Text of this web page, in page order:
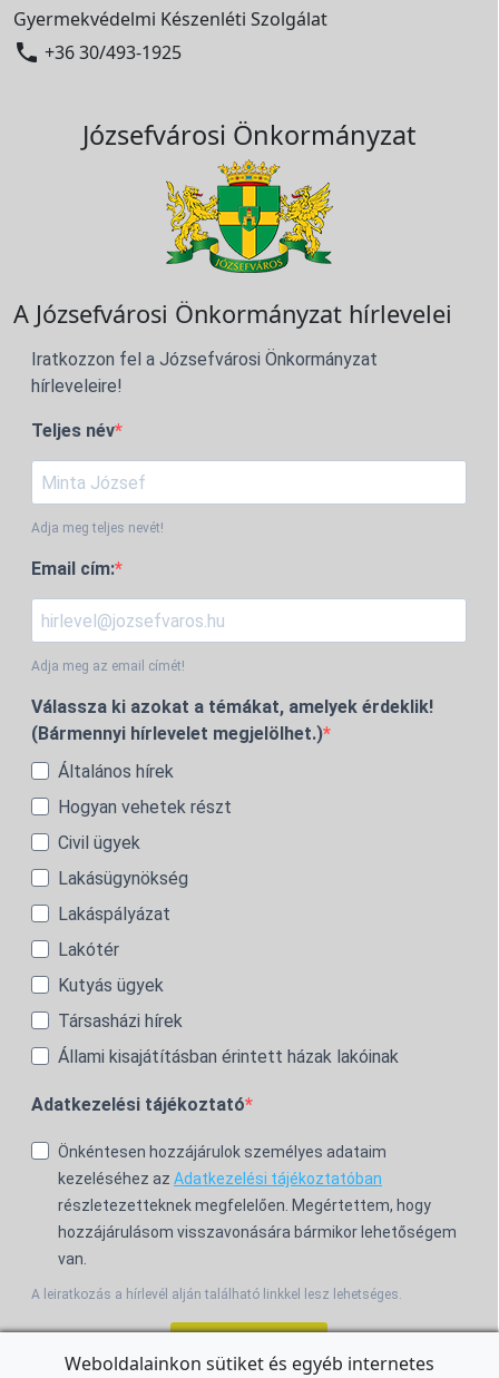
Gyermekvédelmi Készenléti Szolgálat
 +36 30/493-1925
Józsefvárosi Önkormányzat
A Józsefvárosi Önkormányzat hírlevelei
Iratkozzon fel a Józsefvárosi Önkormányzat
hírleveleire!
Teljes név
Adja meg teljes nevét!
Email cím:
Adja meg az email címét!
Válassza ki azokat a témákat, amelyek érdeklik!
(Bármennyi hírlevelet megjelölhet.)
Általános hírek
Hogyan vehetek részt
Civil ügyek
Lakásügynökség
Lakáspályázat
Lakótér
Kutyás ügyek
Társasházi hírek
Állami kisajátításban érintett házak lakóinak
Adatkezelési tájékoztató
Önkéntesen hozzájárulok személyes adataim
kezeléséhez az Adatkezelési tájékoztatóban
részletezetteknek megfelelően. Megértettem, hogy
hozzájárulásom visszavonására bármikor lehetőségem
van.
A leiratkozás a hírlevél alján található linkkel lesz lehetséges.
Weboldalainkon sütiket és egyéb internetes